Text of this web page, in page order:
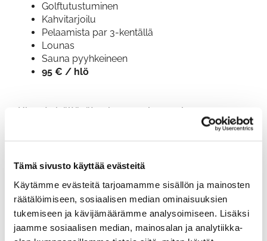
Tämä sivusto käyttää evästeitä
Käytämme evästeitä tarjoamamme sisällön ja mainosten
räätälöimiseen, sosiaalisen median ominaisuuksien
tukemiseen ja kävijämäärämme analysoimiseen. Lisäksi
jaamme sosiaalisen median, mainosalan ja analytiikka-
Golftutustuminen
Kahvitarjoilu
Pelaamista par 3-kentällä
Lounas
Sauna pyyhkeineen
95 € / hlö
​​​​​​​Hinnat sisältävät voimassa olevan alv:n.
Työ ja hyvinvointi samassa paketissa
Ruuhikoskella järjestät onnistuneen kokouspäivän.
Tarjoamme neuvottelutilaa kokoustilassamme, joka